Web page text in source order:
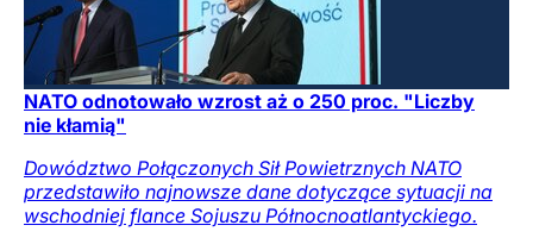
NATO odnotowało wzrost aż o 250 proc. "Liczby
nie kłamią"
Dowództwo Połączonych Sił Powietrznych NATO
przedstawiło najnowsze dane dotyczące sytuacji na
wschodniej flance Sojuszu Północnoatlantyckiego.